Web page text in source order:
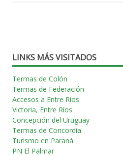
LINKS MÁS VISITADOS
Termas de Colón
Termas de Federación
Accesos a Entre Ríos
Victoria, Entre Ríos
Concepción del Uruguay
Termas de Concordia
Turismo en Paraná
PN El Palmar